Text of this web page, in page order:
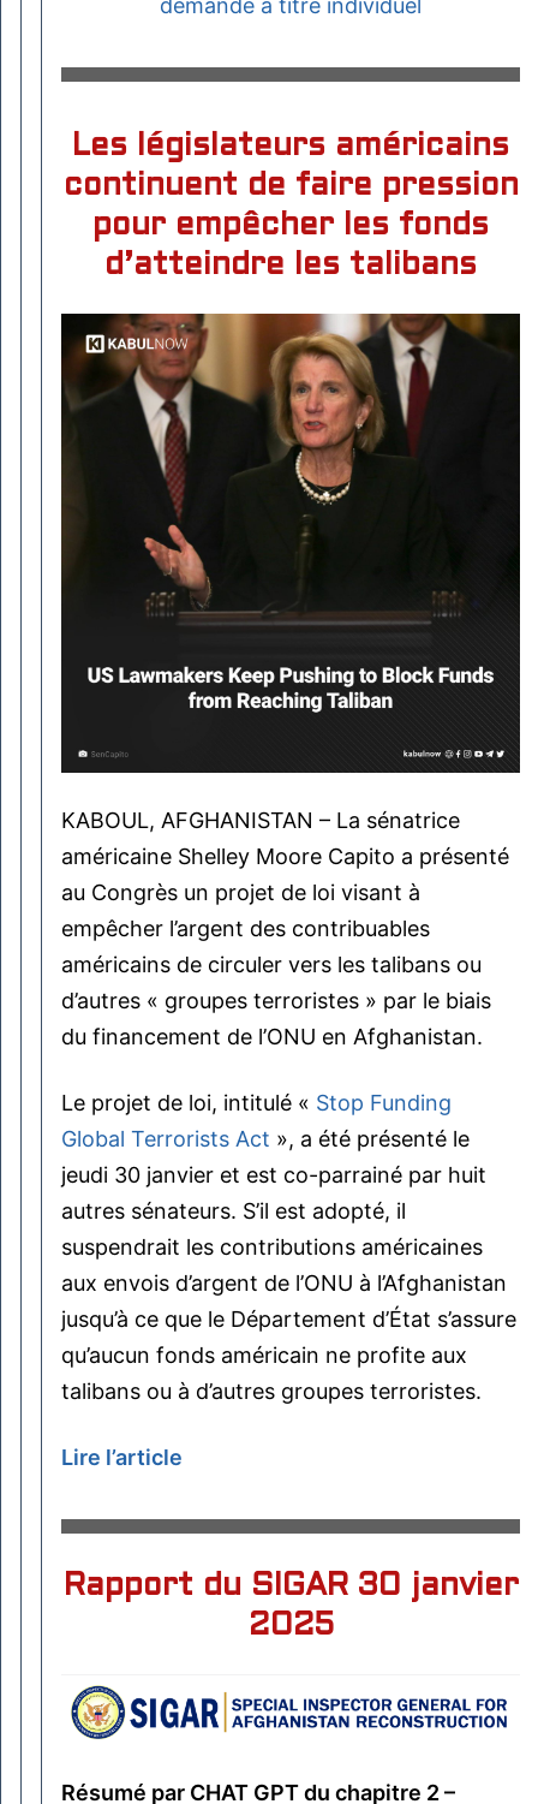
Les législateurs américains
continuent de faire pression
pour empêcher les fonds
d’atteindre les talibans
KABOUL, AFGHANISTAN – La sénatrice
américaine Shelley Moore Capito a présenté
au Congrès un projet de loi visant à
empêcher l’argent des contribuables
américains de circuler vers les talibans ou
d’autres « groupes terroristes » par le biais
du financement de l’ONU en Afghanistan.
Le projet de loi, intitulé « Stop Funding
Global Terrorists Act », a été présenté le
jeudi 30 janvier et est co-parrainé par huit
autres sénateurs. S’il est adopté, il
suspendrait les contributions américaines
aux envois d’argent de l’ONU à l’Afghanistan
jusqu’à ce que le Département d’État s’assure
qu’aucun fonds américain ne profite aux
talibans ou à d’autres groupes terroristes.
Lire l’article
Rapport du SIGAR 30 janvier
2025
Résumé par CHAT GPT du chapitre 2 –